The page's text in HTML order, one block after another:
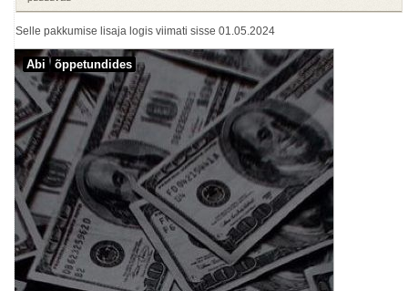
Selle pakkumise lisaja logis viimati sisse 01.05.2024
Abi õppetundides